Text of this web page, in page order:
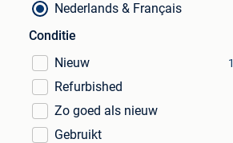
Nederlands & Français
Conditie
Nieuw
Refurbished
Zo goed als nieuw
Gebruikt